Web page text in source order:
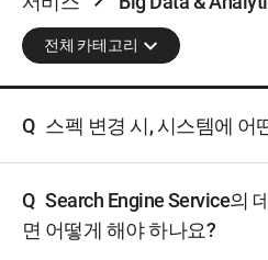
전체 카테고리
Q 스펙 변경 시, 시스템에 어
Q Search Engine Service의
면 어떻게 해야 하나요?